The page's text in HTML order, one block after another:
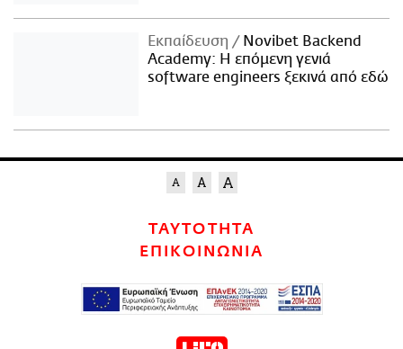
Εκπαίδευση
Novibet Backend
Academy: Η επόμενη γενιά
software engineers ξεκινά από εδώ
ΤΑΥΤΟΤΗΤΑ
ΕΠΙΚΟΙΝΩΝΙΑ